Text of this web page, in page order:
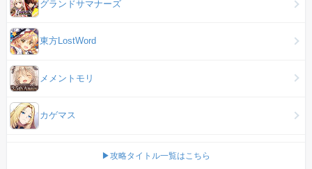
グランドサマナーズ
東方LostWord
メメントモリ
カゲマス
▶攻略タイトル一覧はこちら